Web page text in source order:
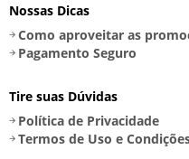
Nossas Dicas
Como aproveitar as
Pagamento Seguro
Tire suas Dúvidas
Política de Privacidade
Termos de Uso e